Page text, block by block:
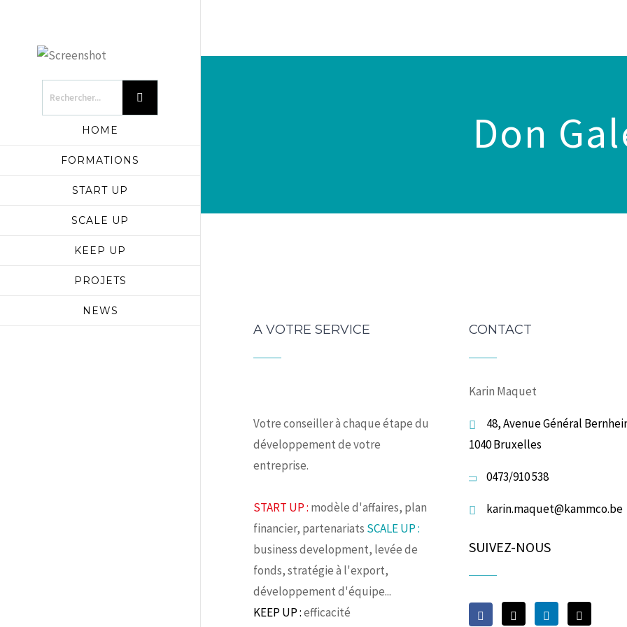
HOME
FORMATIONS
START UP
SCALE UP
KEEP UP
PROJETS
NEWS
Don
A VOTRE SERVICE
Votre conseiller à chaque étape du
développement de votre
entreprise.
START UP : modèle d'affaires, plan
financier, partenariats SCALE UP :
business development, levée de
fonds, stratégie à l'export,
développement d'équipe...
KEEP UP :efficacité
CONTACT
Karin Maquet
48, Avenue Général
1040 Bruxelles
0473/910 538
karin.maquet@kammco.be
SUIVEZ-NOUS